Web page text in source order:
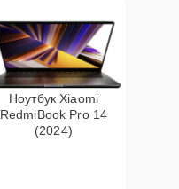
Ноутбук Xiaomi
RedmiBook Pro 14
(2024)